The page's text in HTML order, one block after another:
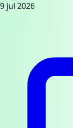
9 jul 2026